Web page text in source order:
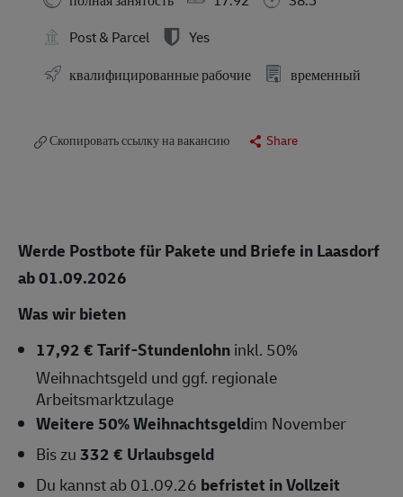
Post & Parcel
Yes
квалифицированные рабочие
временный
Скопировать ссылку на вакансию Share
Werde Postbote für Pakete und Briefe in Laasdorf
ab 01.09.2026
Was wir bieten
17,92 € Tarif-Stundenlohninkl. 50%
Weihnachtsgeld und ggf. regionale
Arbeitsmarktzulage
Weitere 50% Weihnachtsgeldim November
Bis zu332 € Urlaubsgeld
Du kannst ab 01.09.26 befristet in Vollzeit